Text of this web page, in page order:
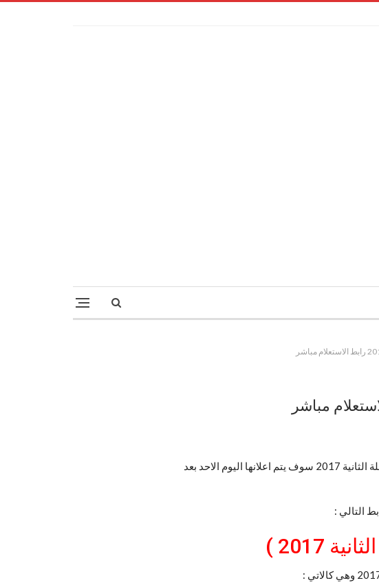
بعد ان تم اغلاق ابواب تسجيل رغبات التنسيق فقد بات من الواضح ان اعلان نتيجة تنسيق المرحلة الثانية 2017 سوف يتم اعلانها اليوم الاحد بعد
2017 )